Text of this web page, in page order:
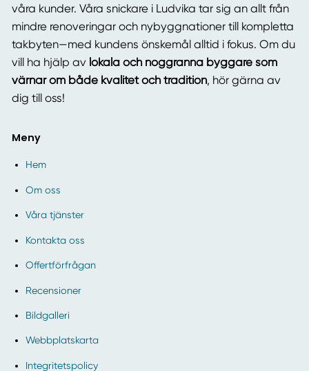
våra kunder. Våra snickare i Ludvika tar sig an allt från
mindre renoveringar och nybyggnationer till kompletta
takbyten—med kundens önskemål alltid i fokus. Om du
vill ha hjälp av lokala och noggranna byggare som
värnar om både kvalitet och tradition, hör gärna av
dig till oss!
Meny
Hem
Om oss
Våra tjänster
Kontakta oss
Offertförfrågan
Recensioner
Bildgalleri
Webbplatskarta
Integritetspolicy